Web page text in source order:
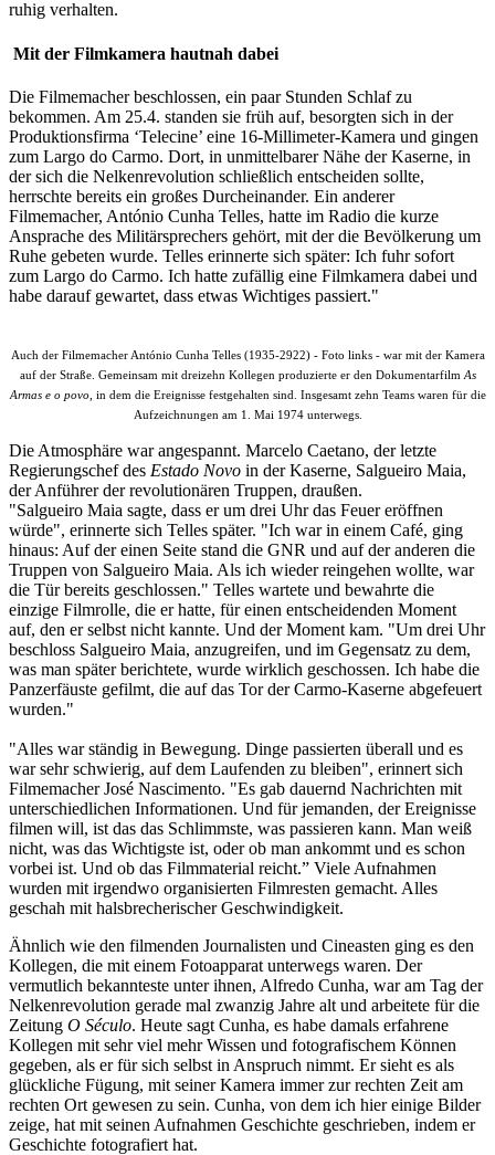
ruhig verhalten.
Mit der Filmkamera hautnah dabei
Die Filmemacher beschlossen, ein paar Stunden Schlaf zu
bekommen. Am 25.4. standen sie früh auf, besorgten sich in der
Produktionsfirma ‘Telecine’ eine 16-Millimeter-Kamera und gingen
zum Largo do Carmo. Dort, in unmittelbarer Nähe der Kaserne, in
der sich die Nelkenrevolution schließlich entscheiden sollte,
herrschte bereits ein großes Durcheinander. Ein anderer
Filmemacher, António Cunha Telles, hatte im Radio die kurze
Ansprache des Militärsprechers gehört, mit der die Bevölkerung um
Ruhe gebeten wurde. Telles erinnerte sich später: Ich fuhr sofort
zum Largo do Carmo. Ich hatte zufällig eine Filmkamera dabei und
habe darauf gewartet, dass etwas Wichtiges passiert."
Auch der Filmemacher António Cunha Telles (1935-2922) - Foto links - war mit der Kamera
auf der Straße. Gemeinsam mit dreizehn Kollegen produzierte er den Dokumentarfilm As
Armas e o povo, in dem die Ereignisse festgehalten sind. Insgesamt zehn Teams waren für die
Aufzeichnungen am 1. Mai 1974 unterwegs.
Die Atmosphäre war angespannt. Marcelo Caetano, der letzte
Regierungschef des Estado Novo in der Kaserne, Salgueiro Maia,
der Anführer der revolutionären Truppen, draußen.
"Salgueiro Maia sagte, dass er um drei Uhr das Feuer eröffnen
würde", erinnerte sich Telles später. "Ich war in einem Café, ging
hinaus: Auf der einen Seite stand die GNR und auf der anderen die
Truppen von Salgueiro Maia. Als ich wieder reingehen wollte, war
die Tür bereits geschlossen." Telles wartete und bewahrte die
einzige Filmrolle, die er hatte, für einen entscheidenden Moment
auf, den er selbst nicht kannte. Und der Moment kam. "Um drei Uhr
beschloss Salgueiro Maia, anzugreifen, und im Gegensatz zu dem,
was man später berichtete, wurde wirklich geschossen. Ich habe die
Panzerfäuste gefilmt, die auf das Tor der Carmo-Kaserne abgefeuert
wurden."
"Alles war ständig in Bewegung. Dinge passierten überall und es
war sehr schwierig, auf dem Laufenden zu bleiben", erinnert sich
Filmemacher José Nascimento. "Es gab dauernd Nachrichten mit
unterschiedlichen Informationen. Und für jemanden, der Ereignisse
filmen will, ist das das Schlimmste, was passieren kann. Man weiß
nicht, was das Wichtigste ist, oder ob man ankommt und es schon
vorbei ist. Und ob das Filmmaterial reicht.” Viele Aufnahmen
wurden mit irgendwo organisierten Filmresten gemacht. Alles
geschah mit halsbrecherischer Geschwindigkeit.
Ähnlich wie den filmenden Journalisten und Cineasten ging es den
Kollegen, die mit einem Fotoapparat unterwegs waren. Der
vermutlich bekannteste unter ihnen, Alfredo Cunha, war am Tag der
Nelkenrevolution gerade mal zwanzig Jahre alt und arbeitete für die
Zeitung O Século. Heute sagt Cunha, es habe damals erfahrene
Kollegen mit sehr viel mehr Wissen und fotografischem Können
gegeben, als er für sich selbst in Anspruch nimmt. Er sieht es als
glückliche Fügung, mit seiner Kamera immer zur rechten Zeit am
rechten Ort gewesen zu sein. Cunha, von dem ich hier einige Bilder
zeige, hat mit seinen Aufnahmen Geschichte geschrieben, indem er
Geschichte fotografiert hat.